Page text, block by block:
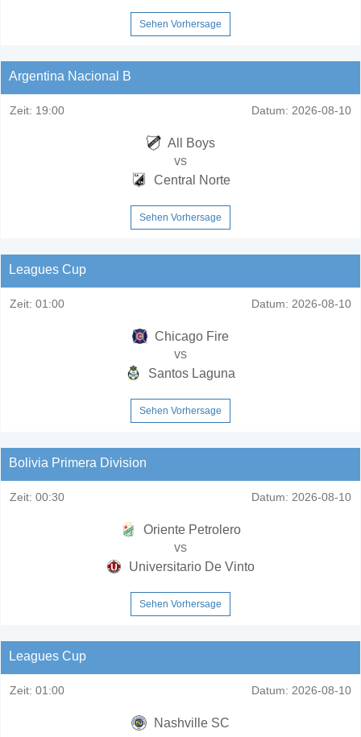
Sehen Vorhersage
Argentina Nacional B
Zeit: 19:00 Datum: 2026-08-10
All Boys
vs
Central Norte
Sehen Vorhersage
Leagues Cup
Zeit: 01:00 Datum: 2026-08-10
Chicago Fire
vs
Santos Laguna
Sehen Vorhersage
Bolivia Primera Division
Zeit: 00:30 Datum: 2026-08-10
Oriente Petrolero
vs
Universitario De Vinto
Sehen Vorhersage
Leagues Cup
Zeit: 01:00 Datum: 2026-08-10
Nashville SC